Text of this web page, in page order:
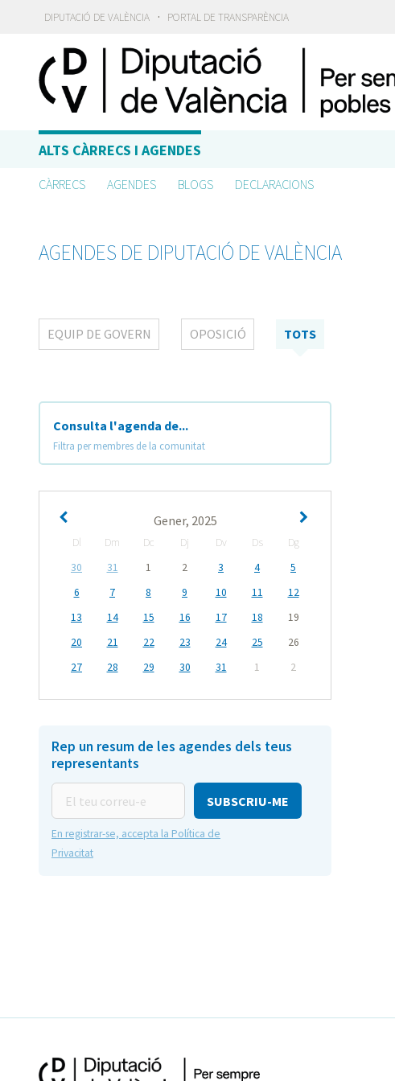
DIPUTACIÓ DE VALÈNCIA · PORTAL DE TRANSPARÈNCIA
ALTS CÀRRECS I AGENDES
CÀRRECS AGENDES BLOGS DECLARACIONS
AGENDES DE DIPUTACIÓ DE VALÈNCIA
EQUIP DE GOVERN OPOSICIÓ TOTS
Consulta l'agenda de...
Filtra per membres de la comunitat
Gener, 2025
Dl Dm Dc Dj Dv Ds
Dg
30
31 1 2 3 4
5
6
7 8 9 10 11
12
13
14 15 16 17 18
19
20
21 22 23 24 25
26
27
28 29 30 31 1 2
Rep un resum de les agendes dels teus
representants
teu
correu-
e
En registrar-se, accepta la Política de
Privacitat